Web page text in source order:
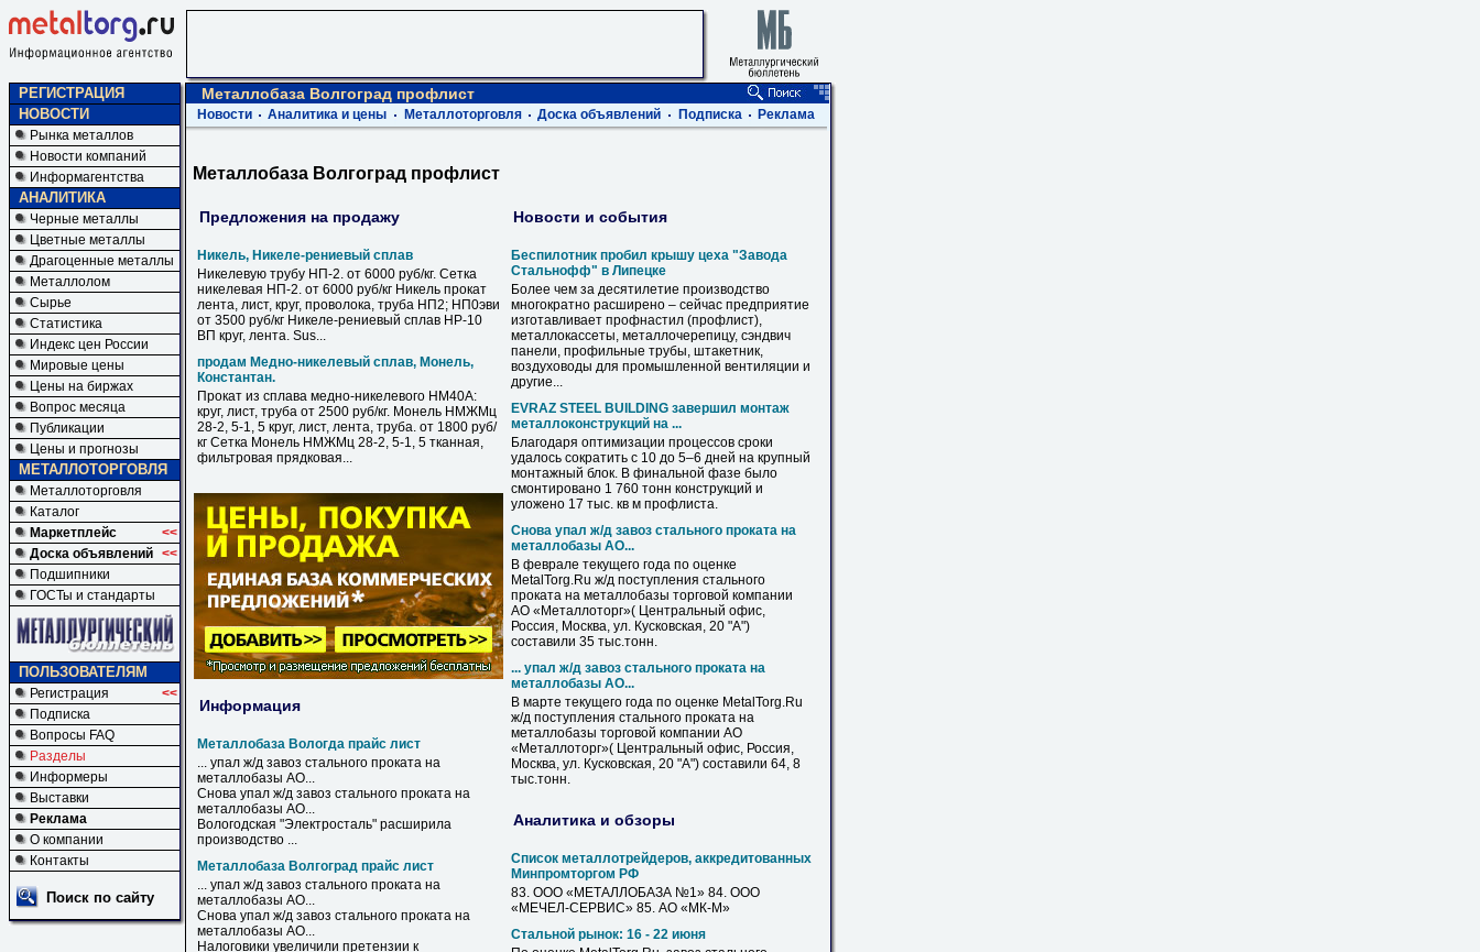
РЕГИСТРАЦИЯ
НОВОСТИ
Рынка металлов
Новости компаний
Информагентства
АНАЛИТИКА
Черные металлы
Цветные металлы
Драгоценные металлы
Металлолом
Сырье
Статистика
Индекс цен России
Мировые цены
Цены на биржах
Вопрос месяца
Публикации
Цены и прогнозы
МЕТАЛЛОТОРГОВЛЯ
Металлоторговля
Каталог
Маркетплейс
<<
Доска объявлений <<
Подшипники
ГОСТы и стандарты
ПОЛЬЗОВАТЕЛЯМ
Регистрация
<<
Подписка
Вопросы FAQ
Разделы
Информеры
Выставки
Реклама
О компании
Контакты
Поиск по сайту
Металлобаза Волгоград профлист
Новости Аналитика и цены Металлоторговля Доска объявлений Подписка Реклама
Металлобаза Волгоград профлист
Предложения на продажу
Никель, Никеле-рениевый сплав
Никелевую трубу НП-2. от 6000 руб/кг. Сетка
никелевая НП-2. от 6000 руб/кг Никель прокат
лента, лист, круг, проволока, труба НП2; НП0эви
от 3500 руб/кг Никеле-рениевый сплав НР-10
ВП круг, лента. Sus...
продам Медно-никелевый сплав, Монель,
Константан.
Прокат из сплава медно-никелевого НМ40А:
круг, лист, труба от 2500 руб/кг. Монель НМЖМц
28-2, 5-1, 5 круг, лист, лента, труба. от 1800 руб/
кг Сетка Монель НМЖМц 28-2, 5-1, 5 тканная,
фильтровая прядковая...
Информация
Металлобаза Вологда прайс лист
... упал ж/д завоз стального проката на
металлобазы АО...
Снова упал ж/д завоз стального проката на
металлобазы АО...
Вологодская "Электросталь" расширила
производство ...
Металлобаза Волгоград прайс лист
... упал ж/д завоз стального проката на
металлобазы АО...
Снова упал ж/д завоз стального проката на
металлобазы АО...
Налоговики увеличили претензии к
Новости и события
Беспилотник пробил крышу цеха "Завода
Стальнофф" в Липецке
Более чем за десятилетие производство
многократно расширено – сейчас предприятие
изготавливает профнастил (профлист),
металлокассеты, металлочерепицу, сэндвич
панели, профильные трубы, штакетник,
воздуховоды для промышленной вентиляции и
другие...
EVRAZ STEEL BUILDING завершил монтаж
металлоконструкций на ...
Благодаря оптимизации процессов сроки
удалось сократить с 10 до 5–6 дней на крупный
монтажный блок. В финальной фазе было
смонтировано 1 760 тонн конструкций и
уложено 17 тыс. кв м профлиста.
Снова упал ж/д завоз стального проката на
металлобазы АО...
В феврале текущего года по оценке
MetalTorg.Ru ж/д поступления стального
проката на металлобазы торговой компании
АО «Металлоторг»( Центральный офис,
Россия, Москва, ул. Кусковская, 20 "А")
составили 35 тыс.тонн.
... упал ж/д завоз стального проката на
металлобазы АО...
В марте текущего года по оценке MetalTorg.Ru
ж/д поступления стального проката на
металлобазы торговой компании АО
«Металлоторг»( Центральный офис, Россия,
Москва, ул. Кусковская, 20 "А") составили 64, 8
тыс.тонн.
Аналитика и обзоры
Список металлотрейдеров, аккредитованных
Минпромторгом РФ
83. ООО « МЕТАЛЛОБАЗА №1» 84. ООО
«МЕЧЕЛ-СЕРВИС» 85. АО «МК-М»
Стальной рынок: 16 - 22 июня